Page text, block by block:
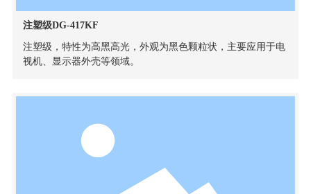
注塑级DG-417KF
注塑级，特性为高黑高光，外观为黑色颗粒状，主要应用于电
视机、显示器外壳等领域。